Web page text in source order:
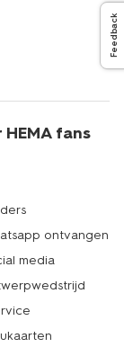
fans
ontvangen
media
Feedback